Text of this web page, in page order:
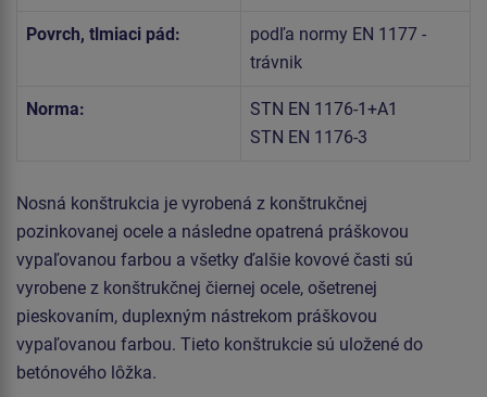
Povrch, tlmiaci pád:
podľa normy EN 1177 -
trávnik
Norma:
STN EN 1176-1+A1
STN EN 1176-3
Nosná konštrukcia je vyrobená z konštrukčnej
pozinkovanej ocele a následne opatrená práškovou
vypaľovanou farbou a všetky ďalšie kovové časti sú
vyrobene z konštrukčnej čiernej ocele, ošetrenej
pieskovaním, duplexným nástrekom práškovou
vypaľovanou farbou. Tieto konštrukcie sú uložené do
betónového lôžka.